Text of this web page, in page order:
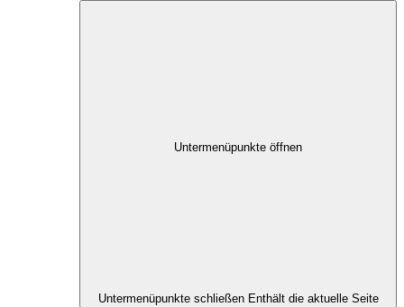
Untermenüpunkte öffnen
Untermenüpunkte schließen Enthält die aktuelle Seite